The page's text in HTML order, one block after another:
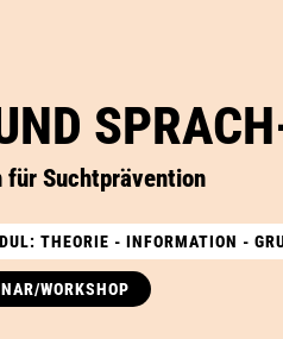
für Suchtprävention
THEORIE - INFORMATION -
WORKSHOP